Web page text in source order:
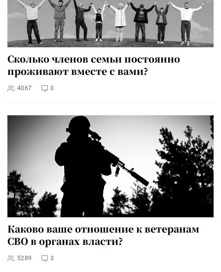
Сколько членов семьи постоянно
проживают вместе с вами?
4067 0
Каково ваше отношение к ветеранам
СВО в органах власти?
5289 3